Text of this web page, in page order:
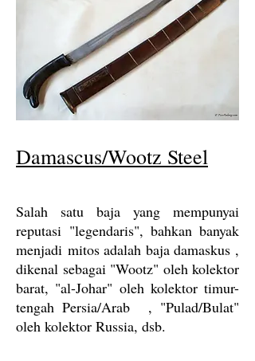
Damascus/Wootz Steel
Salah satu baja yang mempunyai
reputasi "legendaris", bahkan banyak
menjadi mitos adalah baja damaskus ,
dikenal sebagai "Wootz" oleh kolektor
barat, "al-Johar" oleh kolektor timur-
tengah Persia/Arab , "Pulad/Bulat"
oleh kolektor Russia, dsb.